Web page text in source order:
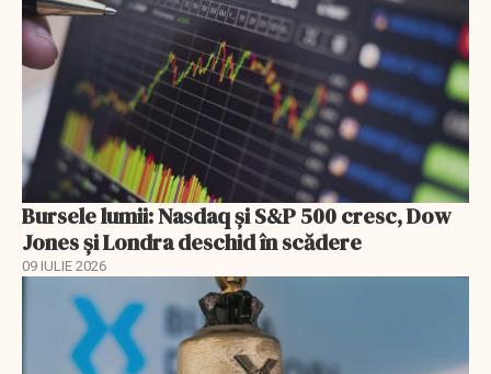
Bursele lumii: Nasdaq și S&P 500 cresc, Dow
Jones și Londra deschid în scădere
09 IULIE 2026